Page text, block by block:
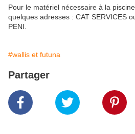
Pour le matériel nécessaire à la
quelques adresses : CAT SERVICES
PENI.
#wallis et futuna
Partager